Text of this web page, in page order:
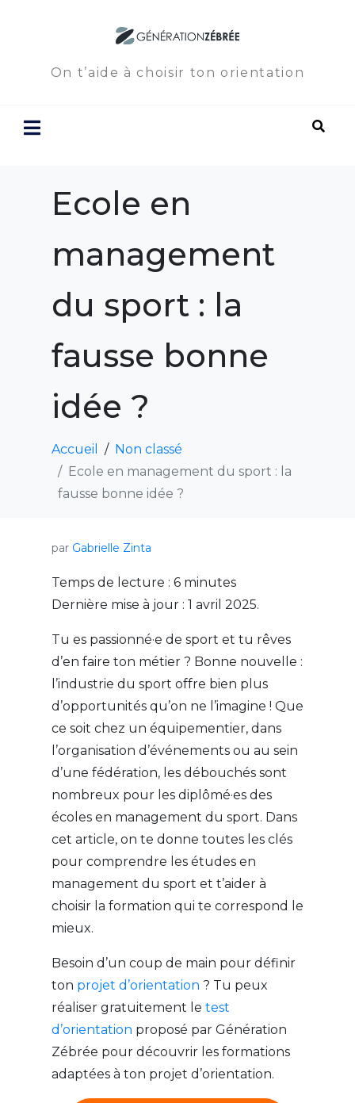
On t’aide à choisir ton orientation
Ecole en
management
du sport : la
fausse bonne
idée ?
Accueil
Non classé
Ecole en management du sport : la
fausse bonne idée ?
par Gabrielle Zinta
Temps de lecture : 6 minutes
Dernière mise à jour : 1 avril 2025.
Tu es passionné·e de sport et tu rêves
d’en faire ton métier ? Bonne nouvelle :
l’industrie du sport offre bien plus
d’opportunités qu’on ne l’imagine ! Que
ce soit chez un équipementier, dans
l’organisation d’événements ou au sein
d’une fédération, les débouchés sont
nombreux pour les diplômé·es des
écoles en management du sport. Dans
cet article, on te donne toutes les clés
pour comprendre les études en
management du sport et t’aider à
choisir la formation qui te correspond le
mieux.
Besoin d’un coup de main pour définir
ton projet d’orientation ? Tu peux
réaliser gratuitement le test
d’orientation proposé par Génération
Zébrée pour découvrir les formations
adaptées à ton projet d’orientation.